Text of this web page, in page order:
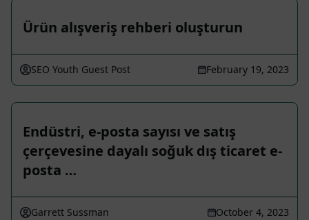
Ürün alışveriş rehberi oluşturun
SEO Youth Guest Post February 19, 2023
Endüstri, e-posta sayısı ve satış
çerçevesine dayalı soğuk dış ticaret e-
posta …
Garrett Sussman October 4, 2023